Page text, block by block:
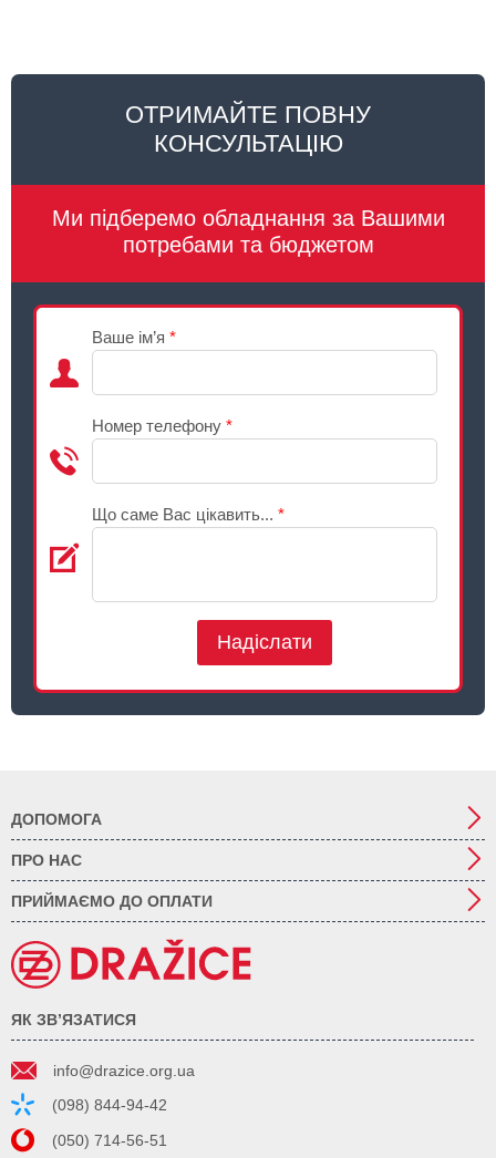
ОТРИМАЙТЕ ПОВНУ
КОНСУЛЬТАЦІЮ
Ми підберемо обладнання за Вашими
потребами та бюджетом
Ваше ім’я *
Номер телефону *
Що саме Вас цікавить... *
Надіслати
ДОПОМОГА
ПРО НАС
ПРИЙМАЄМО ДО ОПЛАТИ
ЯК ЗВ’ЯЗАТИСЯ
info@drazice.org.ua
(098) 844-94-42
(050) 714-56-51